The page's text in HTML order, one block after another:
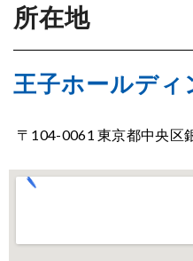
所在地
王子ホールディ
〒104-0061 東京都中央区